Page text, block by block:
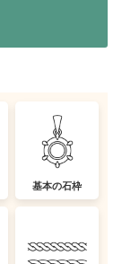
基本の石枠